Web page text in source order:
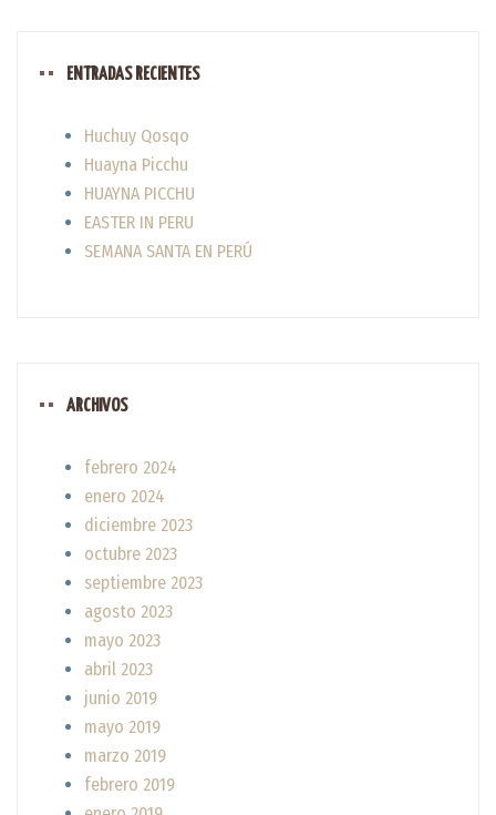
ENTRADAS RECIENTES
Huchuy Qosqo
Huayna Picchu
HUAYNA PICCHU
EASTER IN PERU
SEMANA SANTA EN PERÚ
ARCHIVOS
febrero 2024
enero 2024
diciembre 2023
octubre 2023
septiembre 2023
agosto 2023
mayo 2023
abril 2023
junio 2019
mayo 2019
marzo 2019
febrero 2019